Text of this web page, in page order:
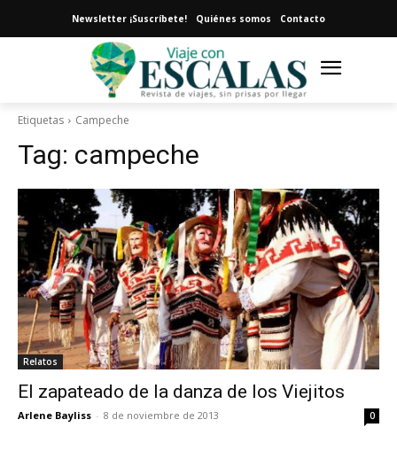
Newsletter ¡Suscríbete! Quiénes somos Contacto
Etiquetas Campeche
Tag: campeche
Relatos
El zapateado de la danza de los Viejitos
Arlene Bayliss - 8 de noviembre de 2013 0